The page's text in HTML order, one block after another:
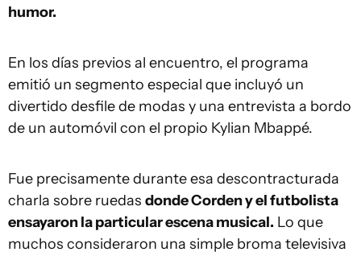
humor.
En los días previos al encuentro, el programa
emitió un segmento especial que incluyó un
divertido desfile de modas y una entrevista a bordo
de un automóvil con el propio Kylian Mbappé.
Fue precisamente durante esa descontracturada
charla sobre ruedas donde Corden y el futbolista
ensayaron la particular escena musical. Lo que
muchos consideraron una simple broma televisiva